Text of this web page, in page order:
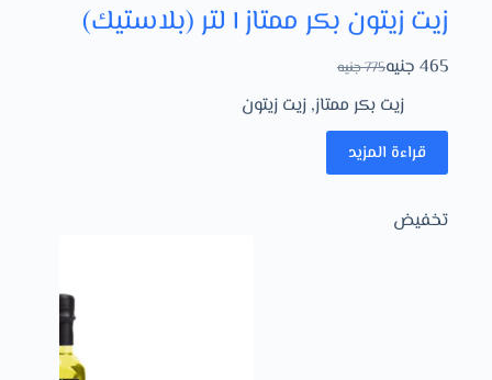
زيت زيتون بكر ممتاز ١ لتر (بلاستيك)
775جنيه 465 جنيه
زيت بكر ممتاز, زيت زيتون
قراءة المزيد
تخفيض